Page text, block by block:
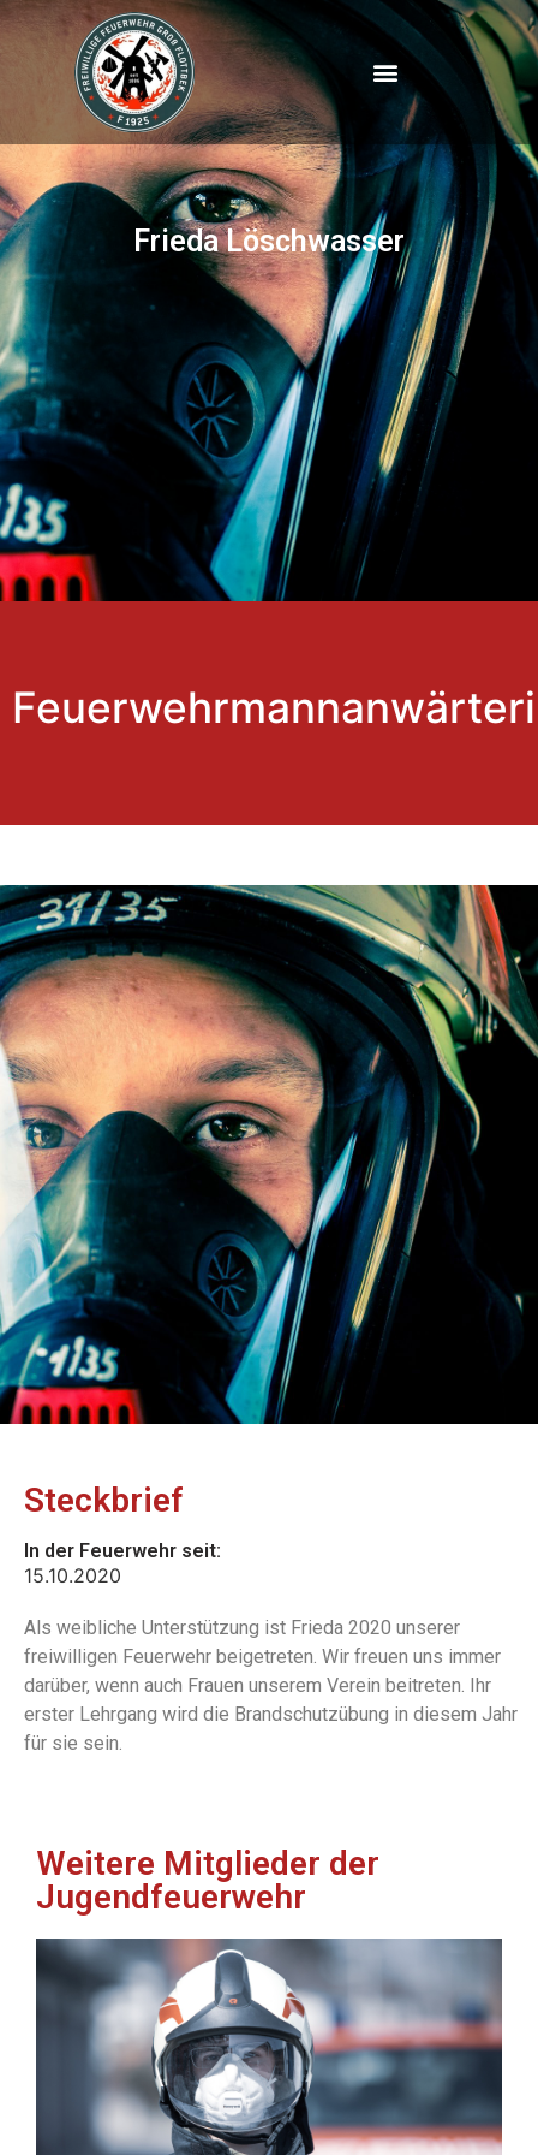
Frieda Löschwasser
Steckbrief
In der Feuerwehr seit:
15.10.2020
Als weibliche Unterstützung ist Frieda 2020 unserer
freiwilligen Feuerwehr beigetreten. Wir freuen uns immer
darüber, wenn auch Frauen unserem Verein beitreten. Ihr
erster Lehrgang wird die Brandschutzübung in diesem Jahr
für sie sein.
Weitere Mitglieder der
Jugendfeuerwehr